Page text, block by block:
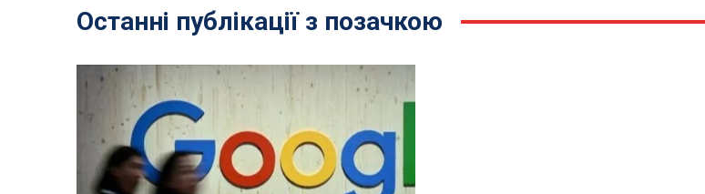
Останні публікації з позачкою